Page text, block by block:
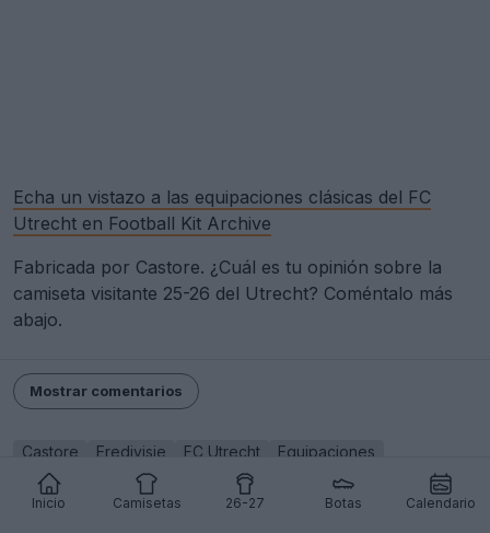
Inicio Camisetas 26-27 Botas Calendario
Echa un vistazo a las equipaciones clásicas del FC
Utrecht en Football Kit Archive
Fabricada por Castore. ¿Cuál es tu opinión sobre la
camiseta visitante 25-26 del Utrecht? Coméntalo más
abajo.
Mostrar comentarios
Castore Eredivisie FC Utrecht
Equipaciones
Compartir